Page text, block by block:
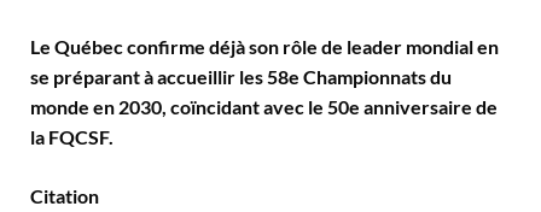
Le Québec confirme déjà son rôle de leader mondial en
se préparant à accueillir les 58e Championnats du
monde en 2030, coïncidant avec le 50e anniversaire de
la FQCSF.
Citation